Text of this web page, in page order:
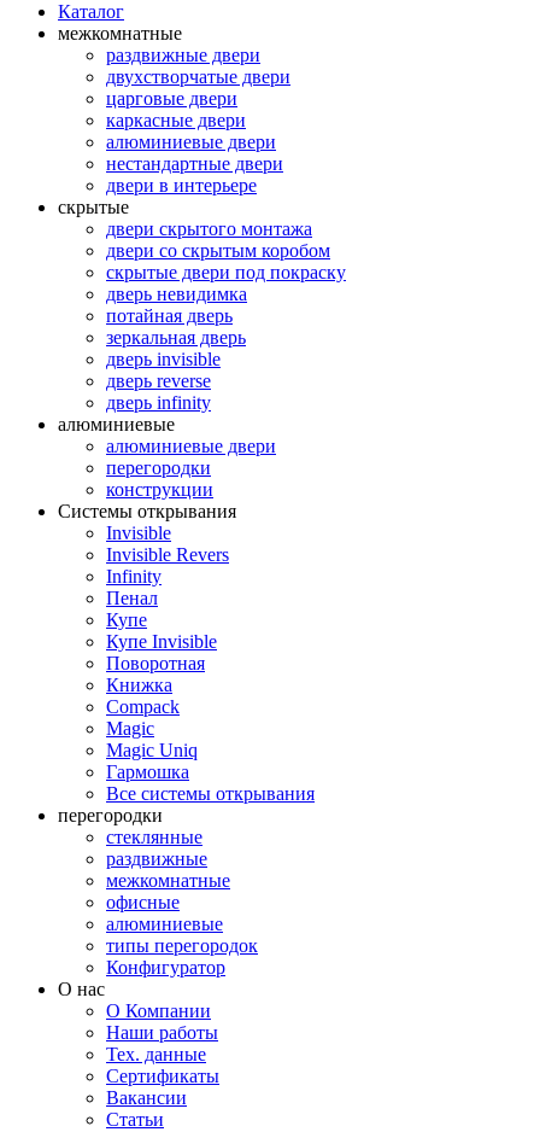
Каталог
межкомнатные
раздвижные двери
двухстворчатые двери
царговые двери
каркасные двери
алюминиевые двери
нестандартные двери
двери в интерьере
скрытые
двери скрытого монтажа
двери со скрытым коробом
скрытые двери под покраску
дверь невидимка
потайная дверь
зеркальная дверь
дверь invisible
дверь reverse
дверь infinity
алюминиевые
алюминиевые двери
перегородки
конструкции
Системы открывания
Invisible
Invisible Revers
Infinity
Пенал
Купе
Купе Invisible
Поворотная
Книжка
Compack
Magic
Magic Uniq
Гармошка
Все системы открывания
перегородки
стеклянные
раздвижные
межкомнатные
офисные
алюминиевые
типы перегородок
Конфигуратор
О нас
О Компании
Наши работы
Тех. данные
Сертификаты
Вакансии
Статьи